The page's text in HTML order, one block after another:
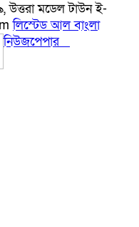
উত্তরা মডেল টাউন ই-
লিস্টেড আল বাংলা
নিউজপেপার